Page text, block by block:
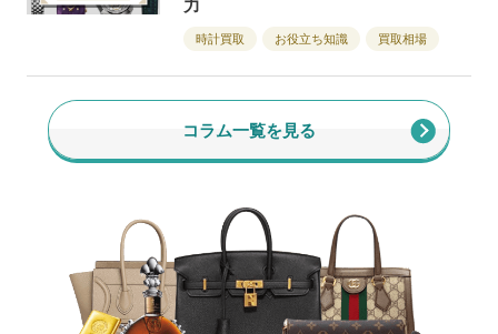
力
時計買取 お役立ち知識 買取相場
コラム一覧を見る